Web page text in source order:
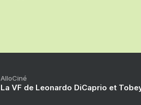
AlloCiné
La VF de Leonardo DiCaprio et